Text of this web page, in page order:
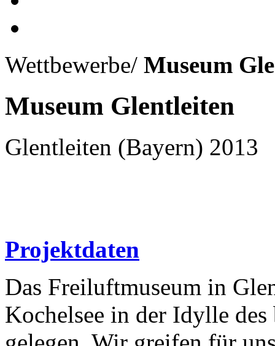
Wettbewerbe/ Museum
Museum Glentleiten
Glentleiten (Bayern) 2013
Projektdaten
Das Freiluftmuseum in
Kochelsee in der Idylle des